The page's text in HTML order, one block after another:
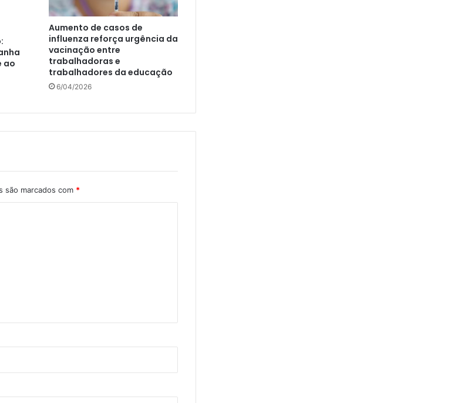
ao
Aumento de casos de
influenza reforça urgência da
vacinação entre
trabalhadoras e
trabalhadores da educação
6/04/2026
são marcados com *